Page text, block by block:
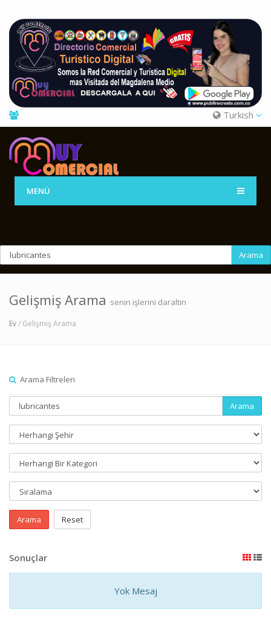
Turkish
MENÜ
Arama
Gelişmiş Arama senin işlerini daraltın
Ev/ Gelişmiş Arama
Arama Filtreleri
Arama
Arama Reset
Sonuçlar
Yok Mesaj